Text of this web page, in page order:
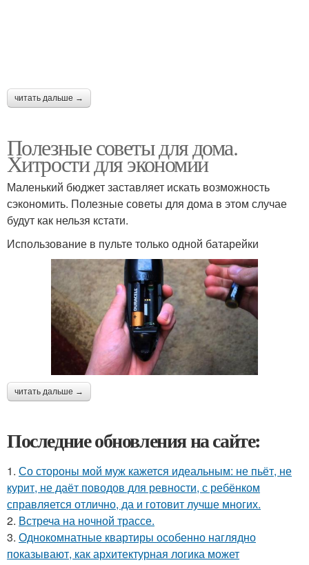
читать дальше →
Полезные советы для дома.
Хитрости для экономии
Маленький бюджет заставляет искать возможность
сэкономить. Полезные советы для дома в этом случае
будут как нельзя кстати.
Использование в пульте только одной батарейки
читать дальше →
Последние обновления на сайте:
1. Со стороны мой муж кажется идеальным: не пьёт, не
курит, не даёт поводов для ревности, с ребёнком
справляется отлично, да и готовит лучше многих.
2. Встреча на ночной трассе.
3. Однокомнатные квартиры особенно наглядно
показывают, как архитектурная логика может